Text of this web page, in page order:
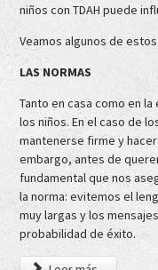
niños con TDAH puede
Veamos algunos de
LAS NORMAS
Tanto en casa como en
los niños. En el caso de
mantenerse firme y
embargo, antes de
fundamental que nos
la norma: evitemos el
muy largas y los
probabilidad de éxito.